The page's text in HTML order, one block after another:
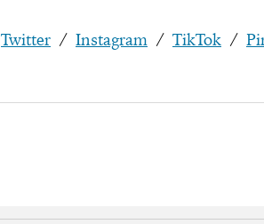
Twitter / Instagram / TikTok /